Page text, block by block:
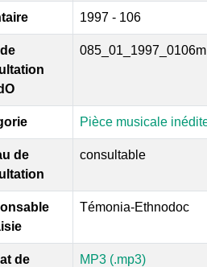
1997 - 106
Pièce musicale
de
consultable
Témonia-Ethnodoc
de
MP3 (.mp3)